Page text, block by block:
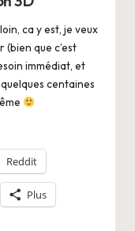
ca y est, je veux
(bien que c’est
immédiat, et
centaines
Reddit
Plus